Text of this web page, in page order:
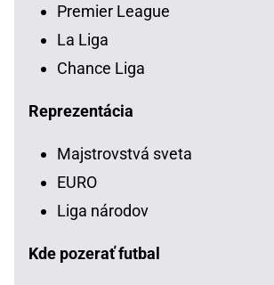
Premier League
La Liga
Chance Liga
Reprezentácia
Majstrovstvá sveta
EURO
Liga národov
Kde pozerať futbal